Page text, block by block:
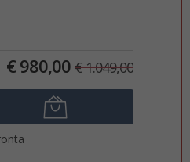
€ 980,00 €1.049,00